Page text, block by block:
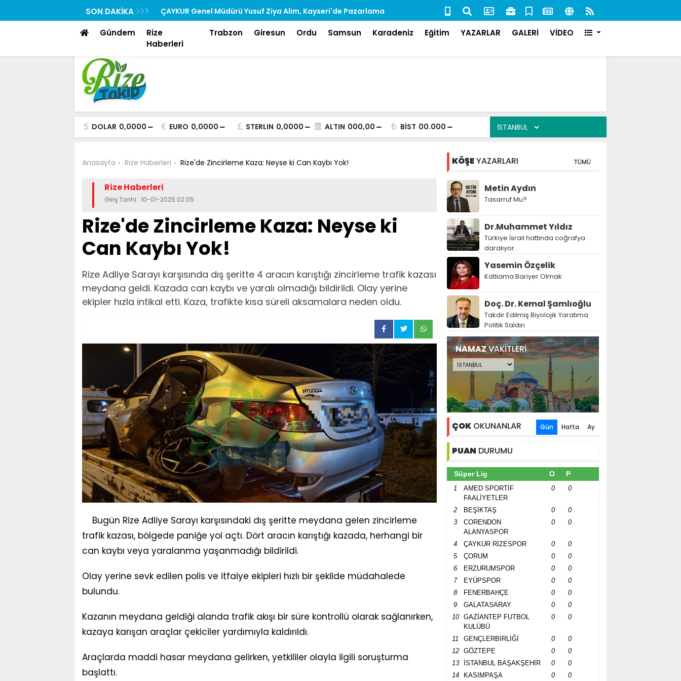
SON DAKİKA
“Rizedesin” Yayında
ÇAYKUR Genel Müdürü Yusuf Ziya Alim, Kayseri'de Pazarlama
Toplantısına Katıldı
Rize'de Aranan 84 Şahıs Yakalandı: 51'i Cezaevine Gönderildi
Gündem
Rize
Haberleri
Trabzon Giresun Ordu Samsun Karadeniz Eğitim YAZARLAR GALERİ VİDEO
DOLAR 0,0000 EURO 0,0000 STERLIN 0,0000 ALTIN 000,00 BİST 00.000
Anasayfa Rize Haberleri Rize'de Zincirleme Kaza: Neyse ki Can Kaybı Yok!
Rize Haberleri
Giriş Tarihi : 10-01-2025 02:05
Rize'de Zincirleme Kaza: Neyse ki
Can Kaybı Yok!
Rize Adliye Sarayı karşısında dış şeritte 4 aracın karıştığı zincirleme trafik kazası
meydana geldi. Kazada can kaybı ve yaralı olmadığı bildirildi. Olay yerine
ekipler hızla intikal etti. Kaza, trafikte kısa süreli aksamalara neden oldu.
Bugün Rize Adliye Sarayı karşısındaki dış şeritte meydana gelen zincirleme
trafik kazası, bölgede paniğe yol açtı. Dört aracın karıştığı kazada, herhangi bir
can kaybı veya yaralanma yaşanmadığı bildirildi.
Olay yerine sevk edilen polis ve itfaiye ekipleri hızlı bir şekilde müdahalede
bulundu.
Kazanın meydana geldiği alanda trafik akışı bir süre kontrollü olarak sağlanırken,
kazaya karışan araçlar çekiciler yardımıyla kaldırıldı.
Araçlarda maddi hasar meydana gelirken, yetkililer olayla ilgili soruşturma
başlattı.
KÖŞEYAZARLARI TÜMÜ
Metin Aydın
Tasarruf Mu?
Dr.Muhammet Yıldız
Türkiye İsrail hattında coğrafya
daralıyor..
Yasemin Özçelik
Katliama Bariyer Olmak
Doç. Dr. Kemal Şamlıoğlu
Takdir Edilmiş Biyolojik Yaratıma
Politik Saldırı
NAMAZVAKİTLERİ
ÇOK OKUNANLAR Gün Hafta Ay
PUAN DURUMU
Süper Lig O P
1
AMED SPORTİF
FAALİYETLER
0 0
2 BEŞİKTAŞ 0
0
3
CORENDON
ALANYASPOR
0 0
4 ÇAYKUR RİZESPOR 0
0
5
ÇORUM 0
0
6
ERZURUMSPOR 0
0
7
EYÜPSPOR 0
0
8
FENERBAHÇE 0
0
9
GALATASARAY 0
0
10
GAZİANTEP FUTBOL
KULÜBÜ
0 0
11 GENÇLERBİRLİĞİ 0
0
12
GÖZTEPE 0
0
13
İSTANBUL BAŞAKŞEHİR 0
0
14
KASIMPAŞA 0 0